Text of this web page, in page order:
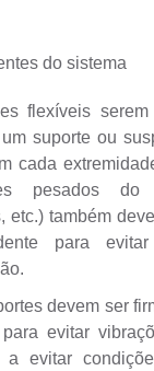
do sistema
flexíveis
suporte ou
cada
pesados do
etc.) também
para
devem ser
evitar
a evitar